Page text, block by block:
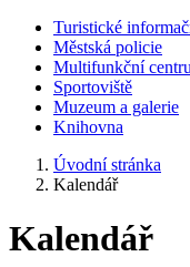
Turistické
Městská policie
Multifunkční
Sportoviště
Muzeum a galerie
Knihovna
Úvodní stránka
Kalendář
Kalendář